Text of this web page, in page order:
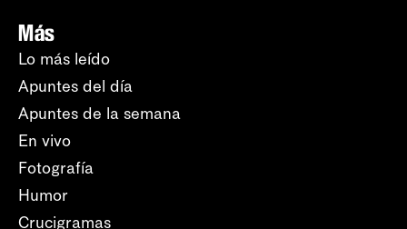
Más
Lo más leído
Apuntes del día
Apuntes de la semana
En vivo
Fotografía
Humor
Crucigramas